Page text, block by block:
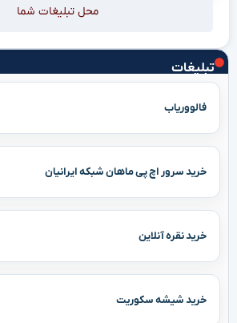
تبلیغات
فالووریاب
خرید سرور اچ پی ماهان شبکه ایرانیان
خرید نقره آنلاین
خرید شیشه سکوریت
محل تبلیغات شما